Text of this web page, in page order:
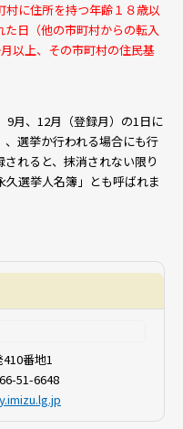
村に住所を持つ年齢１８歳以
た日（他の市町村からの転入
以上、その市町村の住民基
9月、12月（登録月）の1日に
選挙か行われる場合にも行
れると、抹消されない限り
選挙人名簿」とも呼ばれま
番地1
51-6648